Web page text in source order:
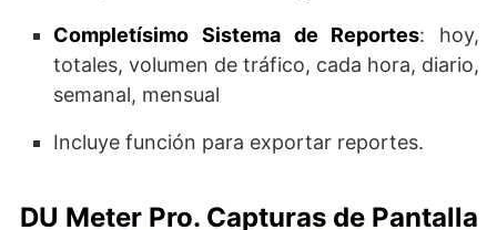
Completísimo Sistema de Reportes: hoy,
totales, volumen de tráfico, cada hora, diario,
semanal, mensual
Incluye función para exportar reportes.
DU Meter Pro. Capturas de Pantalla